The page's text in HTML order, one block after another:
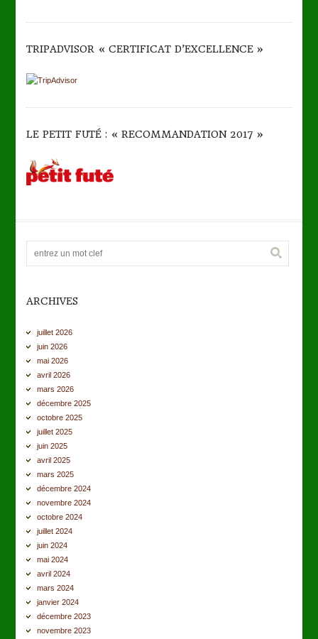
TRIPADVISOR « CERTIFICAT D’EXCELLENCE »
LE PETIT FUTÉ : « RECOMMANDATION 2017 »
ARCHIVES
juillet 2026
juin 2026
mai 2026
avril 2026
mars 2026
décembre 2025
octobre 2025
juillet 2025
juin 2025
avril 2025
mars 2025
décembre 2024
novembre 2024
octobre 2024
juillet 2024
juin 2024
mai 2024
avril 2024
mars 2024
janvier 2024
décembre 2023
novembre 2023